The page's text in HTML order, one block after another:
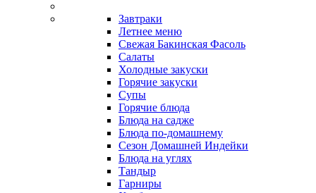
Завтраки
Летнее меню
Свежая Бакинская Фасоль
Салаты
Холодные закуски
Горячие закуски
Супы
Горячие блюда
Блюда на садже
Блюда по-домашнему
Сезон Домашней Индейки
Блюда на углях
Тандыр
Гарниры